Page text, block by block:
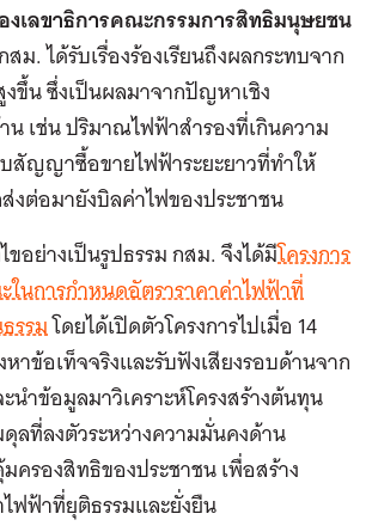
เลขาธิการคณะกรรมการสิทธิมนุษยชน
ม. ได้รับเรื่องร้องเรียนถึงผลกระทบจาก
ขึ้น ซึ่งเป็นผลมาจากปัญหาเชิง
น เช่น ปริมาณไฟฟ้าสำรองที่เกินความ
สัญญาซื้อขายไฟฟ้าระยะยาวที่ทำให้
งต่อมายังบิลค่าไฟของประชาชน
ขอย่างเป็นรูปธรรม กสม. จึงได้มีโครงการ
นการกำหนดอัตราราคาค่าไฟฟ้าที่
รรมโดยได้เปิดตัวโครงการไปเมื่อ 14
าข้อเท็จจริงและรับฟังเสียงรอบด้านจาก
นำข้อมูลมาวิเคราะห์โครงสร้างต้นทุน
ลที่ลงตัวระหว่างความมั่นคงด้าน
ครองสิทธิของประชาชน เพื่อสร้าง
ฟฟ้าที่ยุติธรรมและยั่งยืน